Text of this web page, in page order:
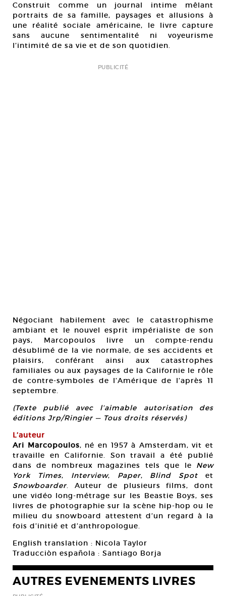
Construit comme un journal intime mêlant
portraits de sa famille, paysages et allusions à
une réalité sociale américaine, le livre capture
sans aucune sentimentalité ni voyeurisme
l’intimité de sa vie et de son quotidien.
PUBLICITÉ
Négociant habilement avec le catastrophisme
ambiant et le nouvel esprit impérialiste de son
pays, Marcopoulos livre un compte-rendu
désublimé de la vie normale, de ses accidents et
plaisirs, conférant ainsi aux catastrophes
familiales ou aux paysages de la Californie le rôle
de contre-symboles de l’Amérique de l’après 11
septembre.
(Texte publié avec l’aimable autorisation des
éditions Jrp/Ringier — Tous droits réservés)
L’auteur
Ari Marcopoulos, né en 1957 à Amsterdam, vit et
travaille en Californie. Son travail a été publié
dans de nombreux magazines tels que le New
York Times, Interview, Paper, Blind Spot et
Snowboarder. Auteur de plusieurs films, dont
une vidéo long-métrage sur les Beastie Boys, ses
livres de photographie sur la scène hip-hop ou le
milieu du snowboard attestent d’un regard à la
fois d’initié et d’anthropologue.
English translation : Nicola Taylor
Traducciòn española : Santiago Borja
AUTRES EVENEMENTS LIVRES